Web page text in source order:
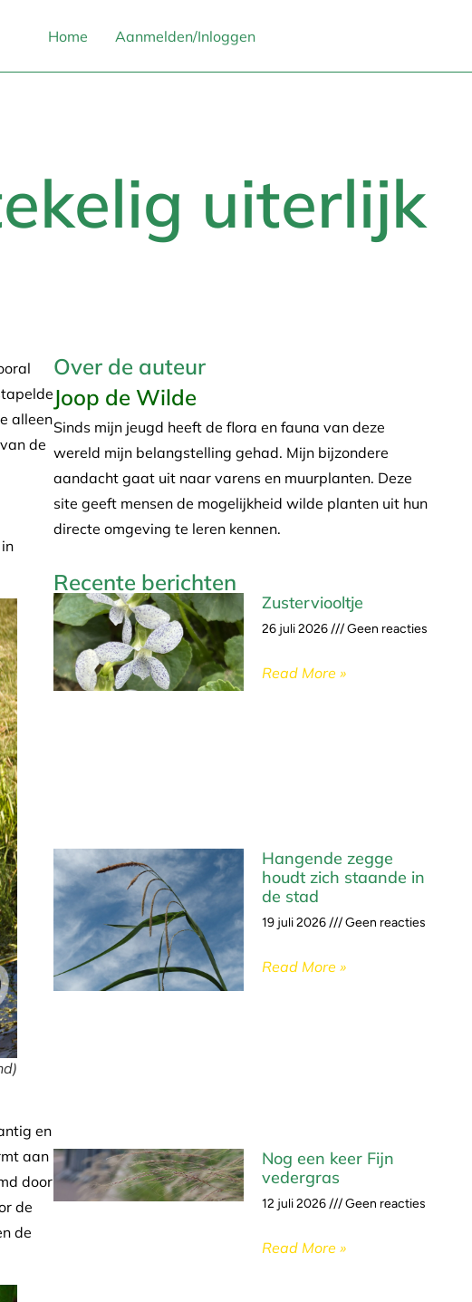
Home Aanmelden/Inloggen
uiterlijk
alleen
de
en
aan
door
de
de
Over de auteur
Joop de Wilde
Sinds mijn jeugd heeft de flora en fauna van deze
wereld mijn belangstelling gehad. Mijn bijzondere
aandacht gaat uit naar varens en muurplanten. Deze
site geeft mensen de mogelijkheid wilde planten uit hun
directe omgeving te leren kennen.
Recente berichten
Zusterviooltje
26 juli 2026 Geen reacties
Read More »
Hangende zegge
houdt zich staande in
de stad
19 juli 2026 Geen reacties
Read More »
Nog een keer Fijn
vedergras
12 juli 2026 Geen reacties
Read More »